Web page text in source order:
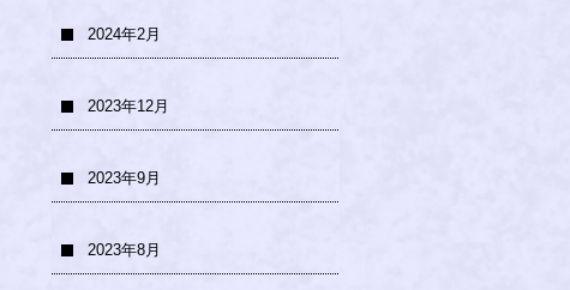
2024年2月
2023年12月
2023年9月
2023年8月